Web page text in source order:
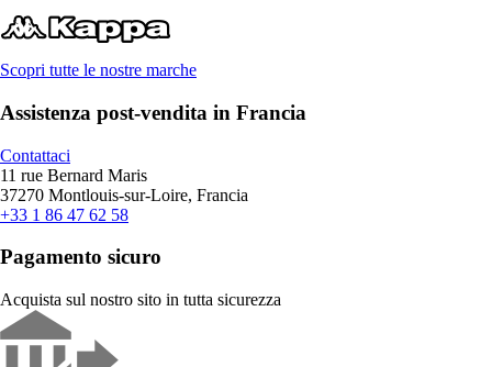
Scopri tutte le nostre marche
Assistenza post-vendita in Francia
Contattaci
11 rue Bernard Maris
37270 Montlouis-sur-Loire, Francia
+33 1 86 47 62 58
Pagamento sicuro
Acquista sul nostro sito in tutta sicurezza